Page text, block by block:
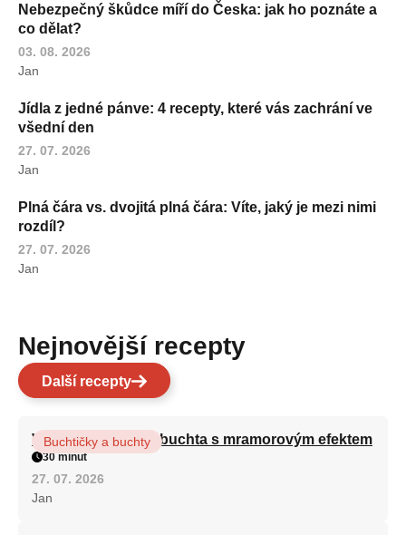
Nebezpečný škůdce míří do Česka: jak ho poznáte a
co dělat?
03. 08. 2026
Jan
Jídla z jedné pánve: 4 recepty, které vás zachrání ve
všední den
27. 07. 2026
Jan
Plná čára vs. dvojitá plná čára: Víte, jaký je mezi nimi
rozdíl?
27. 07. 2026
Jan
Nejnovější recepty
Další recepty
Vláčná olejová litá buchta s mramorovým efektem
Buchtičky a buchty
30 minut
27. 07. 2026
Jan